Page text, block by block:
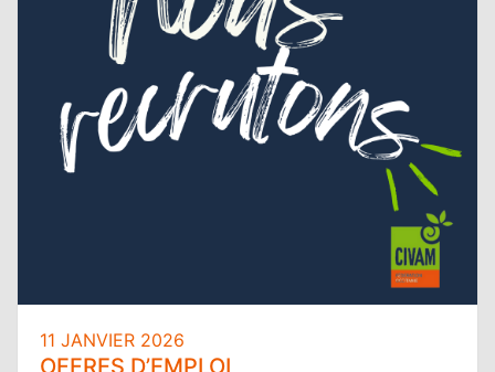
11 JANVIER 2026
OFFRES D’EMPLOI